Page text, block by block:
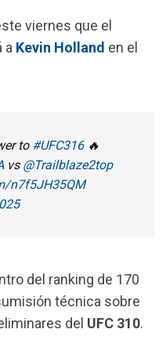
viernes que el
a Kevin Holland en el
to #UFC316🔥
vs @Trailblaze2top
n7f5JH35QM
del ranking de 170
técnica sobre
del UFC 310.